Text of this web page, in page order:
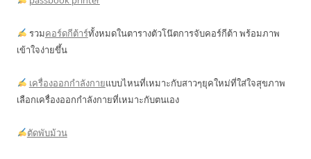
รวมคอร์ดกีต้าร์ทั้งหมดในตารางตัวโน๊ตการจับคอร์กีต้า พร้อมภาพ
เข้าใจง่ายขึ้น
เครื่องออกกำลังกายแบบไหนที่เหมาะกับสาวๆยุคใหม่ที่ใส่ใจสุขภาพ
เลือกเครื่องออกกำลังกายที่เหมาะกับตนเอง
ตัดพับม้วน